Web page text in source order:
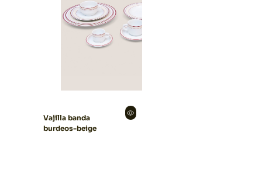
Vajilla banda
burdeos-beige